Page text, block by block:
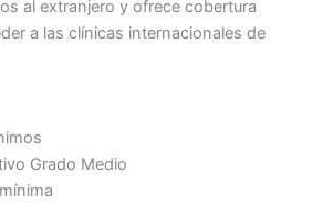
al extranjero y ofrece cobertura
a las clínicas internacionales de
Grado Medio